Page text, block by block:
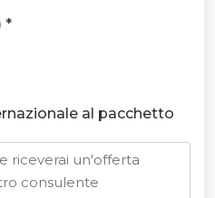
*
al pacchetto